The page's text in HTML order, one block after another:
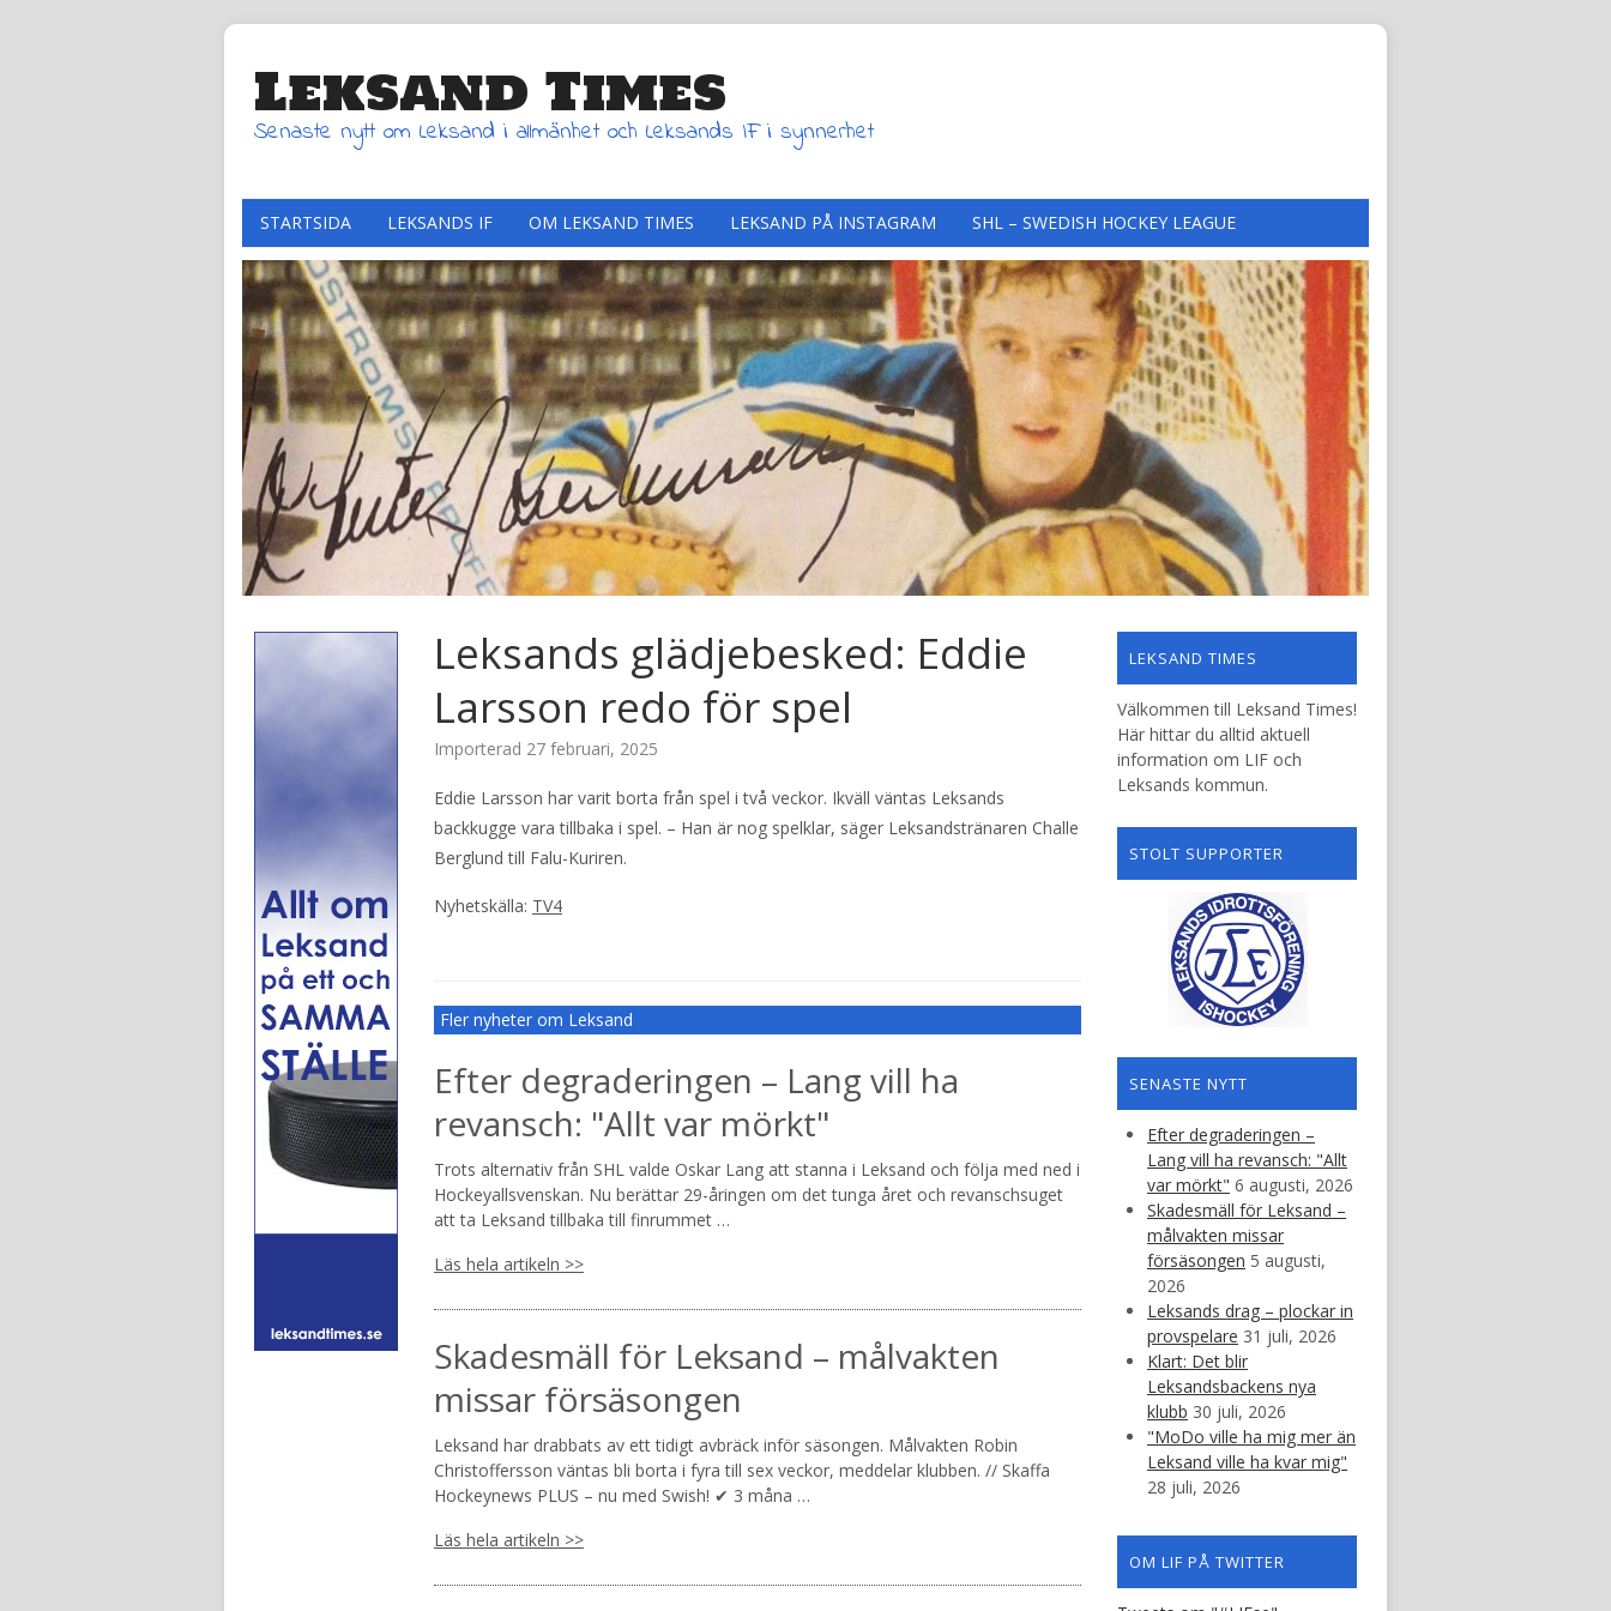
Leksand Times
Senaste nytt om Leksand i allmänhet och Leksands IF i synnerhet
STARTSIDA LEKSANDS IF OM LEKSAND TIMES LEKSAND PÅ INSTAGRAM SHL – SWEDISH HOCKEY LEAGUE
Leksands glädjebesked: Eddie
Larsson redo för spel
Importerad 27 februari, 2025
Eddie Larsson har varit borta från spel i två veckor. Ikväll väntas Leksands
backkugge vara tillbaka i spel. – Han är nog spelklar, säger Leksandstränaren Challe
Berglund till Falu-Kuriren.
Nyhetskälla: TV4
Fler nyheter om Leksand
Efter degraderingen – Lang vill ha
revansch: "Allt var mörkt"
Trots alternativ från SHL valde Oskar Lang att stanna i Leksand och följa med ned i
Hockeyallsvenskan. Nu berättar 29-åringen om det tunga året och revanschsuget
att ta Leksand tillbaka till finrummet …
Läs hela artikeln >>
Skadesmäll för Leksand – målvakten
missar försäsongen
Leksand har drabbats av ett tidigt avbräck inför säsongen. Målvakten Robin
Christoffersson väntas bli borta i fyra till sex veckor, meddelar klubben. // Skaffa
Hockeynews PLUS – nu med Swish! ✔ 3 måna …
Läs hela artikeln >>
LEKSAND TIMES
Välkommen till Leksand Times!
Här hittar du alltid aktuell
information om LIF och
Leksands kommun.
STOLT SUPPORTER
SENASTE NYTT
Efter degraderingen –
Lang vill ha revansch: "Allt
var mörkt" 6 augusti, 2026
Skadesmäll för Leksand –
målvakten missar
försäsongen 5 augusti,
2026
Leksands drag – plockar in
provspelare 31 juli, 2026
Klart: Det blir
Leksandsbackens nya
klubb 30 juli, 2026
"MoDo ville ha mig mer än
Leksand ville ha kvar mig"
28 juli, 2026
OM LIF PÅ TWITTER